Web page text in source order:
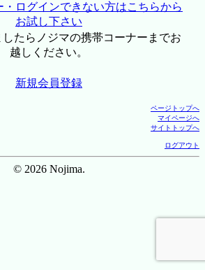
・ログインできない方はこちらから
お試し下さい
たらノジマの携帯コーナーまでお
越しください。
新規会員登録
ページトップへ
マイページへ
サイトトップへ
ログアウト
© 2026 Nojima.